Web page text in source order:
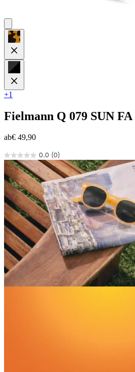
+1
Fielmann Q 079 SUN
ab€ 49,90
0.0 (0)
0.0
von
5
Sternen.